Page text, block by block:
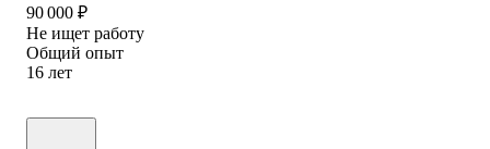
90 000 ₽
Не ищет работу
Общий опыт
16 лет